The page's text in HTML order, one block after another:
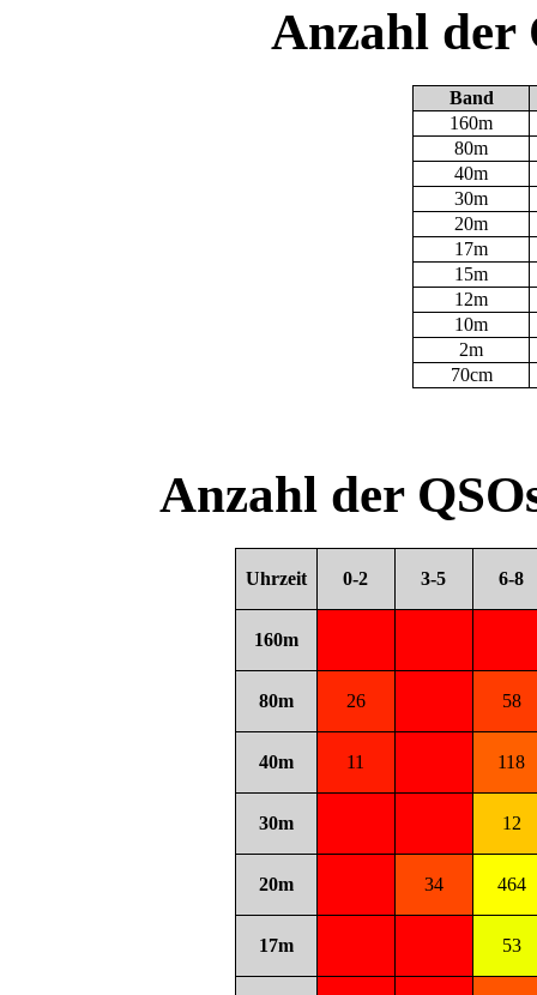
Anzahl der
Band
160m
80m
40m
30m
20m
17m
15m
12m
10m
2m
70cm
Anzahl der
Uhrzeit 0-2 3-5 6-8
160m
80m 26 58
40m 11 118
30m 12
20m 34 464
17m 53